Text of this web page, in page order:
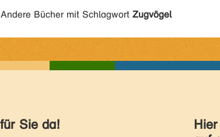
Andere Bücher mit Schlagwort Zugvögel